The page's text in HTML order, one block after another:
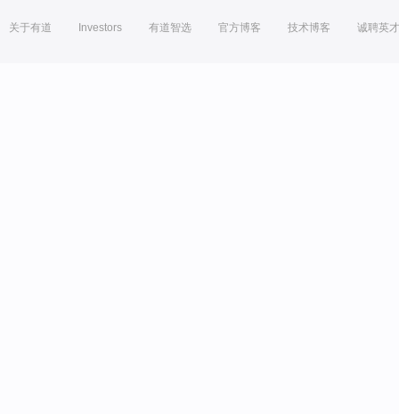
关于有道 Investors 有道智选 官方博客 技术博客 诚聘英才